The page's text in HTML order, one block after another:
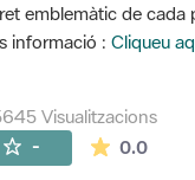
emblemàtic de cada
informació : Cliqueu
Visualitzacions
- 0.0La